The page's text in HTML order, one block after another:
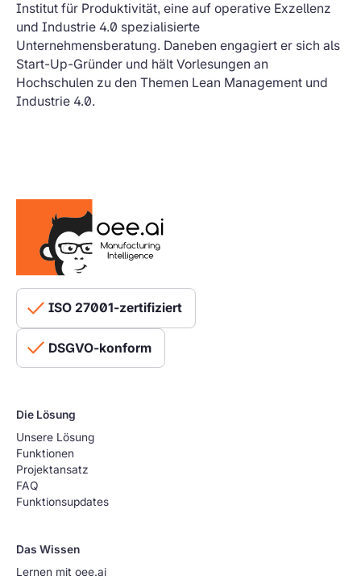
Institut für Produktivität, eine auf operative Exzellenz
und Industrie 4.0 spezialisierte
Unternehmensberatung. Daneben engagiert er sich als
Start-Up-Gründer und hält Vorlesungen an
Hochschulen zu den Themen Lean Management und
Industrie 4.0.
ISO 27001-zertifiziert
DSGVO-konform
Die Lösung
Unsere Lösung
Funktionen
Projektansatz
FAQ
Funktionsupdates
Das Wissen
Lernen mit oee.ai